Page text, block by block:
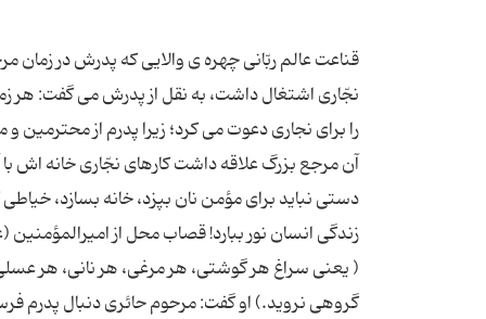
قناعت عالم ربّانى چهره ى والایى كه پدرش در
نجّارى اشتغال داشت، به نقل از پدرش می گفت: هر
را براى نجارى دعوت مى كرد؛ زیرا پدرم از
آن مرجع بزرگ علاقه داشت كارهاى نجّارى خانه اش
دستى نباید براى مؤمن نان بپزد، خانه بسازد،
زندگى انسان نور ببارد! قصاب محل از
( یعنى سراغ هر گوشتى، هر مرغى، هر نانى، هر
گروهى نروید.) او گفت: مرحوم حائرى دنبال پدرم